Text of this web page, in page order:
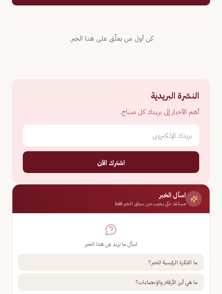
كن أول من يعلّق على هذا الخبر.
النشرة البريدية
أهم الأخبار إلى بريدك كل صباح.
اشترك الآن
اسأل الخبر
مساعد ذكي يجيب من سياق الخبر فقط
اسأل ما تريد عن هذا الخبر
ما الفكرة الرئيسية للخبر؟
ما هي أبرز الأرقام والإحصاءات؟